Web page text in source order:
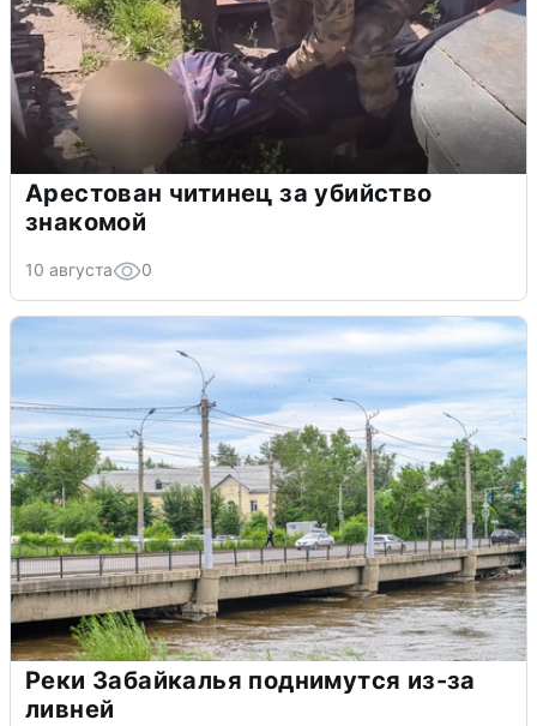
Арестован читинец за убийство
знакомой
10 августа 0
Реки Забайкалья поднимутся из-за
ливней